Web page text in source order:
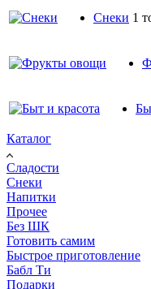
Снеки 1
Каталог
Сладости
Снеки
Напитки
Прочее
Без ШК
Готовить самим
Быстрое приготовление
Бабл Ти
Подарки